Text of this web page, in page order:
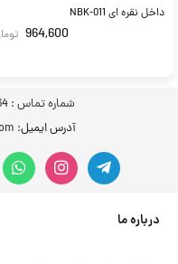
داخل نقره ای NBK-011
964,600
شماره تماس :
آدرس ایمیل: mazeroonkala@yahoo.com
درباره ما